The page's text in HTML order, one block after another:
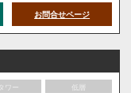
お問合せページ
タワー
低層